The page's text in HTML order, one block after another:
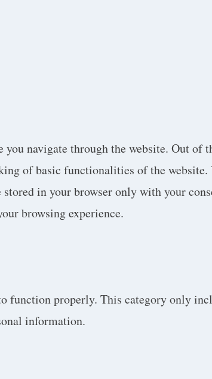
navigate through the website. Out of
of basic functionalities of the
in your browser only with your
browsing experience.
function properly. This category only
information.